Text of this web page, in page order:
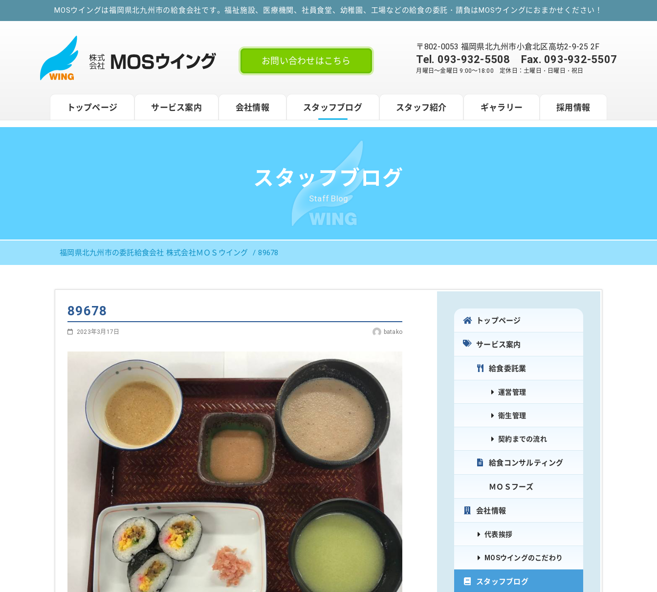
MOSウイングは福岡県北九州市の給食会社です。福祉施設、医療機関、社員食堂、幼稚園、工場などの給食の委託・請負はMOSウイングにおまかせください！
お問い合わせはこちら
〒802-0053 福岡県北九州市小倉北区高坊2-9-25 2F
Tel. 093-932-5508 Fax. 093-932-5507
月曜日～金曜日 9:00～18:00 定休日：土曜日・日曜日・祝日
トップページ サービス案内 会社情報 スタッフブログ スタッフ紹介 ギャラリー 採用情報
スタッフブログ
Staff Blog
福岡県北九州市の委託給食会社 株式会社ＭＯＳウイング 89678
89678
2023年3月17日 batako
トップページ
サービス案内
給食委託業
運営管理
衛生管理
契約までの流れ
給食コンサルティング
ＭＯＳフーズ
会社情報
代表挨拶
MOSウイングのこだわり
スタッフブログ